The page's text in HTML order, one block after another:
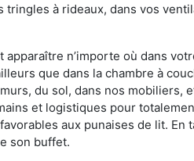
à rideaux, dans vos
n’importe où dans
que dans la chambre à
du sol, dans nos mobiliers,
et logistiques pour
aux punaises de lit. En
son buffet.